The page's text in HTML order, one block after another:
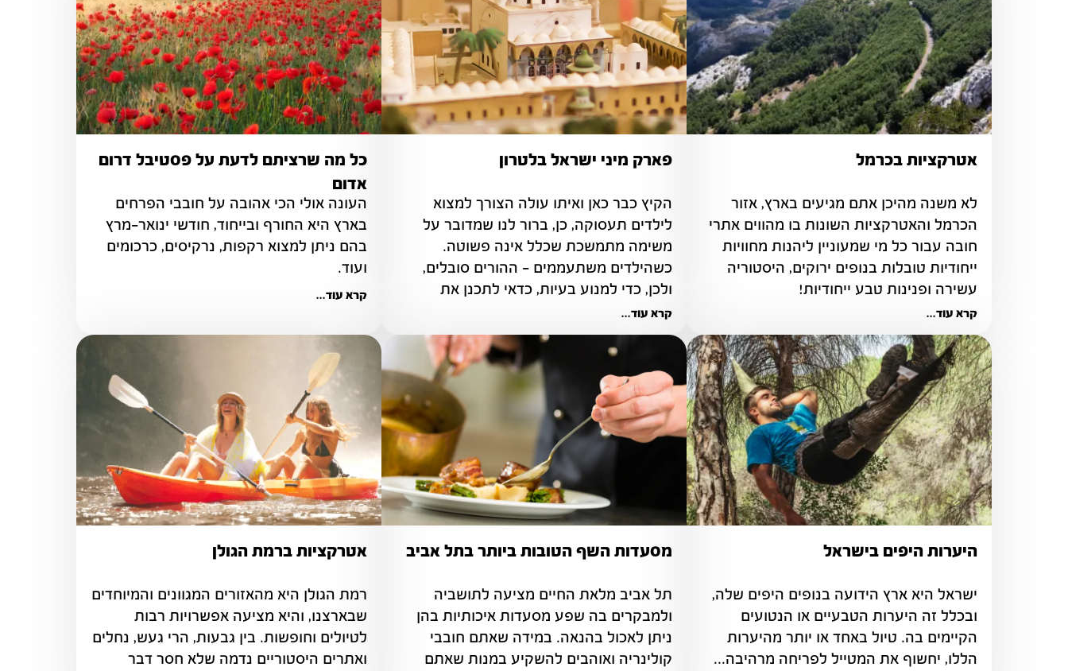
אטרקציות בכרמל
עשירה ופנינות טבע ייחודיות!
קרא עוד...
פארק מיני ישראל בלטרון
הפעילויות שיתבצעו מהלך הקיץ.
קרא עוד...
כל מה שרציתם לדעת על פסטיבל דרום
אדום
ועוד.
קרא עוד...
היערות היפים בישראל
הללו, יחשוף את המטייל לפריחה מרהיבה...
מסעדות השף הטובות ביותר בתל אביב אטרקציות ברמת הגולן